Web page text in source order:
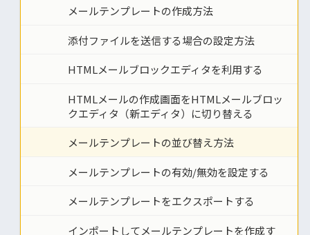
メールテンプレートの作成方法
添付ファイルを送信する場合の設定方法
HTMLメールブロックエディタを利用する
HTMLメールの作成画面をHTMLメールブロッ
クエディタ（新エディタ）に切り替える
メールテンプレートの並び替え方法
メールテンプレートの有効/無効を設定する
メールテンプレートをエクスポートする
インポートしてメールテンプレートを作成す